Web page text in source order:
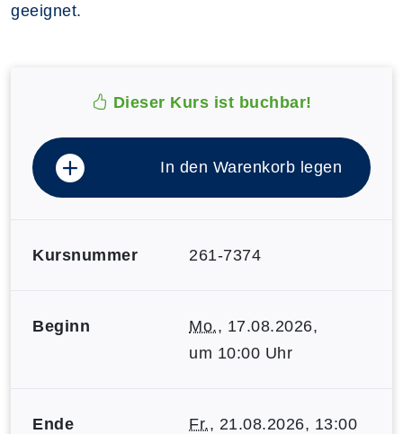
geeignet.
Dieser Kurs ist buchbar!
In den Warenkorb legen
Kursnummer 261-7374
Beginn Mo., 17.08.2026,
um 10:00 Uhr
Ende Fr., 21.08.2026, 13:00